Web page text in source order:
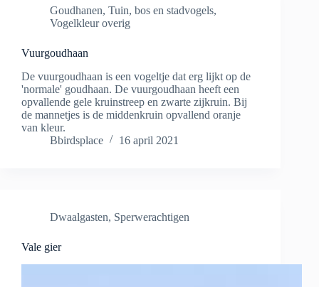
Goudhanen, Tuin, bos en stadvogels,
Vogelkleur overig
Vuurgoudhaan
De vuurgoudhaan is een vogeltje dat erg lijkt op de
'normale' goudhaan. De vuurgoudhaan heeft een
opvallende gele kruinstreep en zwarte zijkruin. Bij
de mannetjes is de middenkruin opvallend oranje
van kleur.
Bbirdsplace
16 april 2021
Dwaalgasten, Sperwerachtigen
Vale gier